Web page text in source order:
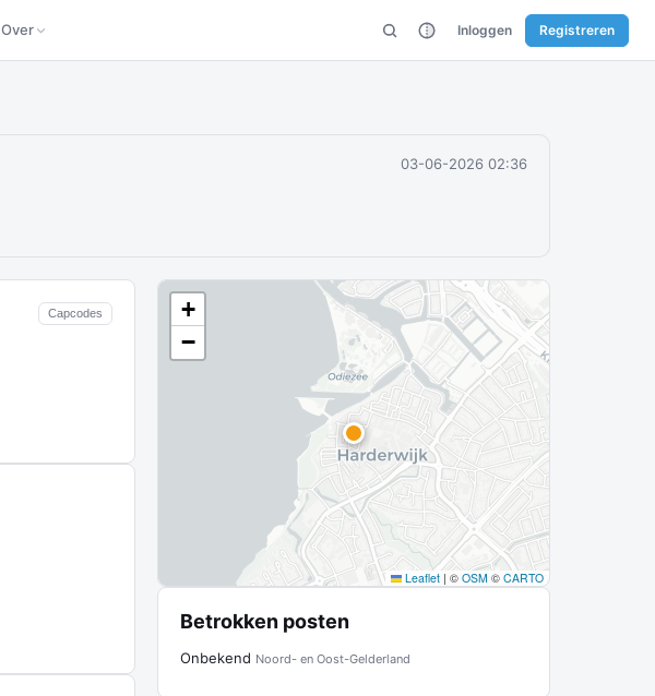
Over Inloggen Registreren
03-06-2026 02:36
Capcodes
+
−
Leaflet | © OSM © CARTO
Betrokken posten
Onbekend Noord- en Oost-Gelderland